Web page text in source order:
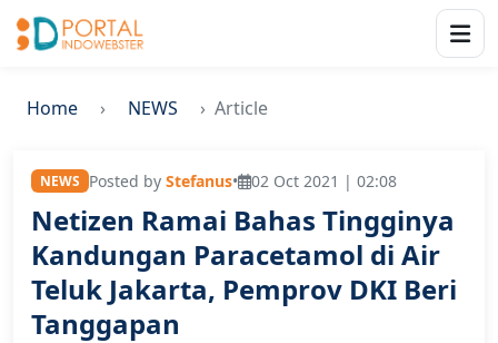
Home NEWS Article
NEWS Posted by Stefanus• 02 Oct 2021 | 02:08
Netizen Ramai Bahas Tingginya
Kandungan Paracetamol di Air
Teluk Jakarta, Pemprov DKI Beri
Tanggapan